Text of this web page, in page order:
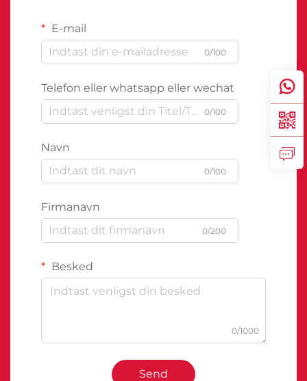
E-mail
0/100
Telefon eller whatsapp eller wechat
0/100
Navn
0/100
Firmanavn
0/200
Besked
0/1000
Send